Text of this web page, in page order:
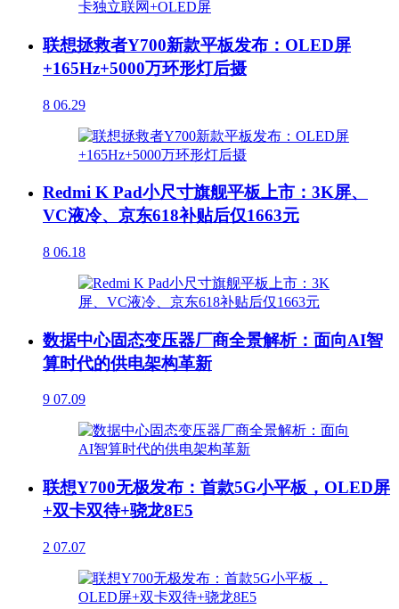
联想拯救者Y700新款平板发布：OLED屏
+165Hz+5000万环形灯后摄
8 06.29
Redmi K Pad小尺寸旗舰平板上市：3K屏、
VC液冷、京东618补贴后仅1663元
8 06.18
数据中心固态变压器厂商全景解析：面向AI智
算时代的供电架构革新
9 07.09
联想Y700无极发布：首款5G小平板，OLED屏
+双卡双待+骁龙8E5
2 07.07